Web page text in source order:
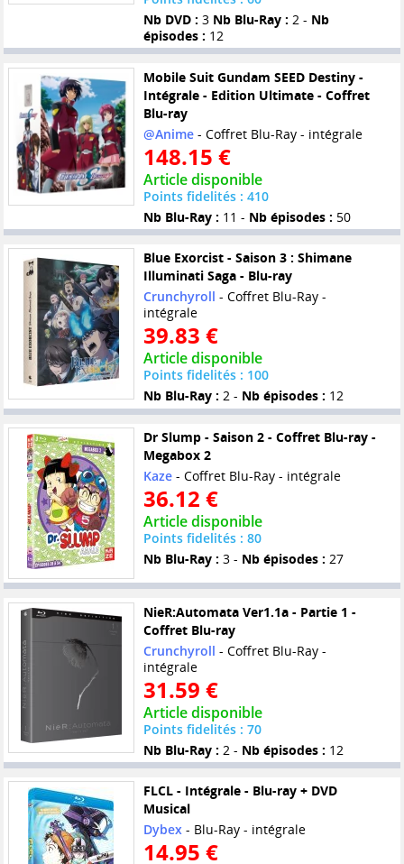
Nb DVD : 3 Nb Blu-Ray : 2 - Nb
épisodes : 12
Mobile Suit Gundam SEED Destiny -
Intégrale - Edition Ultimate - Coffret
Blu-ray
@Anime- Coffret Blu-Ray - intégrale
148.15 €
Article disponible
Points fidelités : 410
Nb Blu-Ray : 11 - Nb épisodes : 50
Blue Exorcist - Saison 3 : Shimane
Illuminati Saga - Blu-ray
Crunchyroll - Coffret Blu-Ray -
intégrale
39.83 €
Article disponible
Points fidelités : 100
Nb Blu-Ray : 2 - Nb épisodes : 12
Dr Slump - Saison 2 - Coffret Blu-ray -
Megabox 2
Kaze- Coffret Blu-Ray - intégrale
36.12 €
Article disponible
Points fidelités : 80
Nb Blu-Ray : 3 - Nb épisodes : 27
NieR:Automata Ver1.1a - Partie 1 -
Coffret Blu-ray
Crunchyroll - Coffret Blu-Ray -
intégrale
31.59 €
Article disponible
Points fidelités : 70
Nb Blu-Ray : 2 - Nb épisodes : 12
FLCL - Intégrale - Blu-ray + DVD
Musical
Dybex- Blu-Ray - intégrale
14.95 €